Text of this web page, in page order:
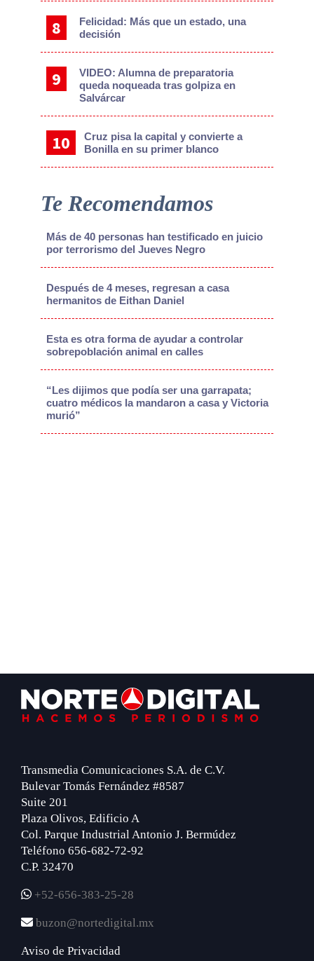
Felicidad: Más que un estado, una
decisión
VIDEO: Alumna de preparatoria
queda noqueada tras golpiza en
Salvárcar
Cruz pisa la capital y convierte a
Bonilla en su primer blanco
Te Recomendamos
Más de 40 personas han testificado en juicio
por terrorismo del Jueves Negro
Después de 4 meses, regresan a casa
hermanitos de Eithan Daniel
Esta es otra forma de ayudar a controlar
sobrepoblación animal en calles
“Les dijimos que podía ser una garrapata;
cuatro médicos la mandaron a casa y Victoria
murió”
Footer
Transmedia Comunicaciones S.A. de C.V.
Bulevar Tomás Fernández #8587
Suite 201
Plaza Olivos, Edificio A
Col. Parque Industrial Antonio J. Bermúdez
Teléfono 656-682-72-92
C.P. 32470
+52-656-383-25-28
buzon@nortedigital.mx
Aviso de Privacidad